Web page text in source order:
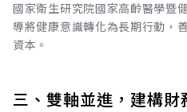
國家衛生研究院國家高齡醫學暨
導將健康意識轉化為長期行動，
資本。
三、雙軸並進，建構財